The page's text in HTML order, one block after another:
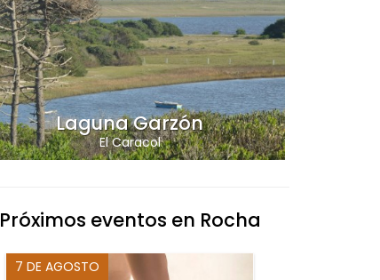
Laguna Garzón
El Caracol
Próximos eventos en Rocha
7 DE AGOSTO